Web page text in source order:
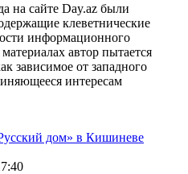
на сайте Day.az были
клеветнические
информационного
автор пытается
зависимое от западного
интересам